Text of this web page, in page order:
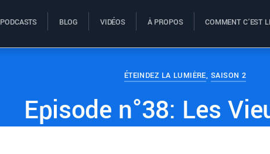
PODCASTS BLOG VIDÉOS À PROPOS COMMENT C’EST
ÉTEINDEZ LA LUMIÈRE, SAISON 2
Episode n°38: Les